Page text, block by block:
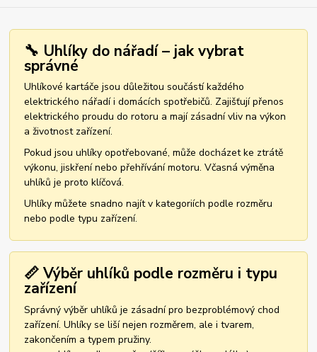
🔧 Uhlíky do nářadí – jak vybrat
správné
Uhlíkové kartáče jsou důležitou součástí každého
elektrického nářadí i domácích spotřebičů. Zajišťují přenos
elektrického proudu do rotoru a mají zásadní vliv na výkon
a životnost zařízení.
Pokud jsou uhlíky opotřebované, může docházet ke ztrátě
výkonu, jiskření nebo přehřívání motoru. Včasná výměna
uhlíků je proto klíčová.
Uhlíky můžete snadno najít v kategoriích podle rozměru
nebo podle typu zařízení.
📏 Výběr uhlíků podle rozměru i typu
zařízení
Správný výběr uhlíků je zásadní pro bezproblémový chod
zařízení. Uhlíky se liší nejen rozměrem, ale i tvarem,
zakončením a typem pružiny.